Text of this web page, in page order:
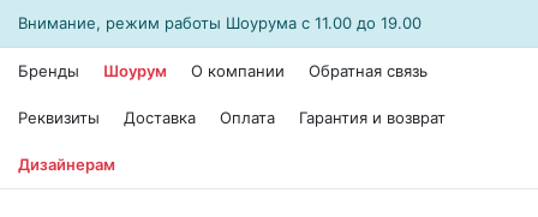
Внимание, режим работы Шоурума с 11.00 до 19.00
Бренды Шоурум О компании Обратная связь
Реквизиты Доставка Оплата Гарантия и возврат
Дизайнерам